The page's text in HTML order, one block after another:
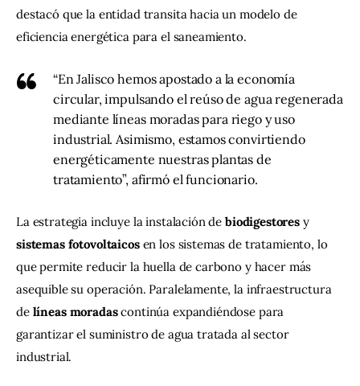
destacó que la entidad transita hacia un modelo de
eficiencia energética para el saneamiento.
“En Jalisco hemos apostado a la economía
circular, impulsando el reúso de agua regenerada
mediante líneas moradas para riego y uso
industrial. Asimismo, estamos convirtiendo
energéticamente nuestras plantas de
tratamiento”, afirmó el funcionario.
La estrategia incluye la instalación de biodigestores y
sistemas fotovoltaicos en los sistemas de tratamiento, lo
que permite reducir la huella de carbono y hacer más
asequible su operación. Paralelamente, la infraestructura
de líneas moradas continúa expandiéndose para
garantizar el suministro de agua tratada al sector
industrial.